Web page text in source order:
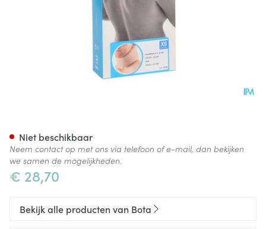
€ 28,70
Niet beschikbaar
Neem contact op met ons via telefoon of e-mail, dan bekijken
we samen de mogelijkheden.
Bekijk alle producten van Bota